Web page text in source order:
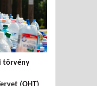
törvény
(OHT)